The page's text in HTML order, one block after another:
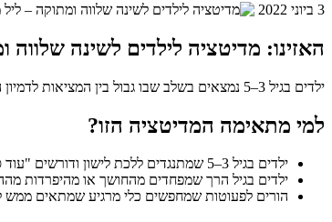
3 ביוני 2022
האזינו: מדיטציה לילדים לשינה שלווה ומתוקה –
ילדים בגיל 3–5 נמצאים בשלב שבו גבול בין המציאות לדמיון הוא עדיין מטושטש ומלא קסם. המדיטציה הזו, שנוצרה במיוחד לגיל הרך, משתמשת בשפה פשוטה ובדימויים חמים כדי להוביל את הילד הקטן לשינה שלווה ומתוקה.
למי מתאימה המדיטציה הזו?
ילדים בגיל 3–5 שמתנגדים ללכת לישון ודורשים "עוד סיפור"
ילדים בגיל הרך שמפחדים מהחושך או מהיפרדות
הורים לפעוטות שמחפשים כלי מרגיע שמתאים ממש